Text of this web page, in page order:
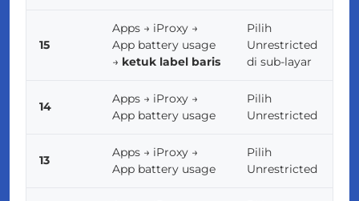
15
Apps → iProxy →
App battery usage
→ ketuk label baris
Pilih
Unrestricted
di sub-layar
14
Apps → iProxy →
App battery usage
Pilih
Unrestricted
13
Apps → iProxy →
App battery usage
Pilih
Unrestricted